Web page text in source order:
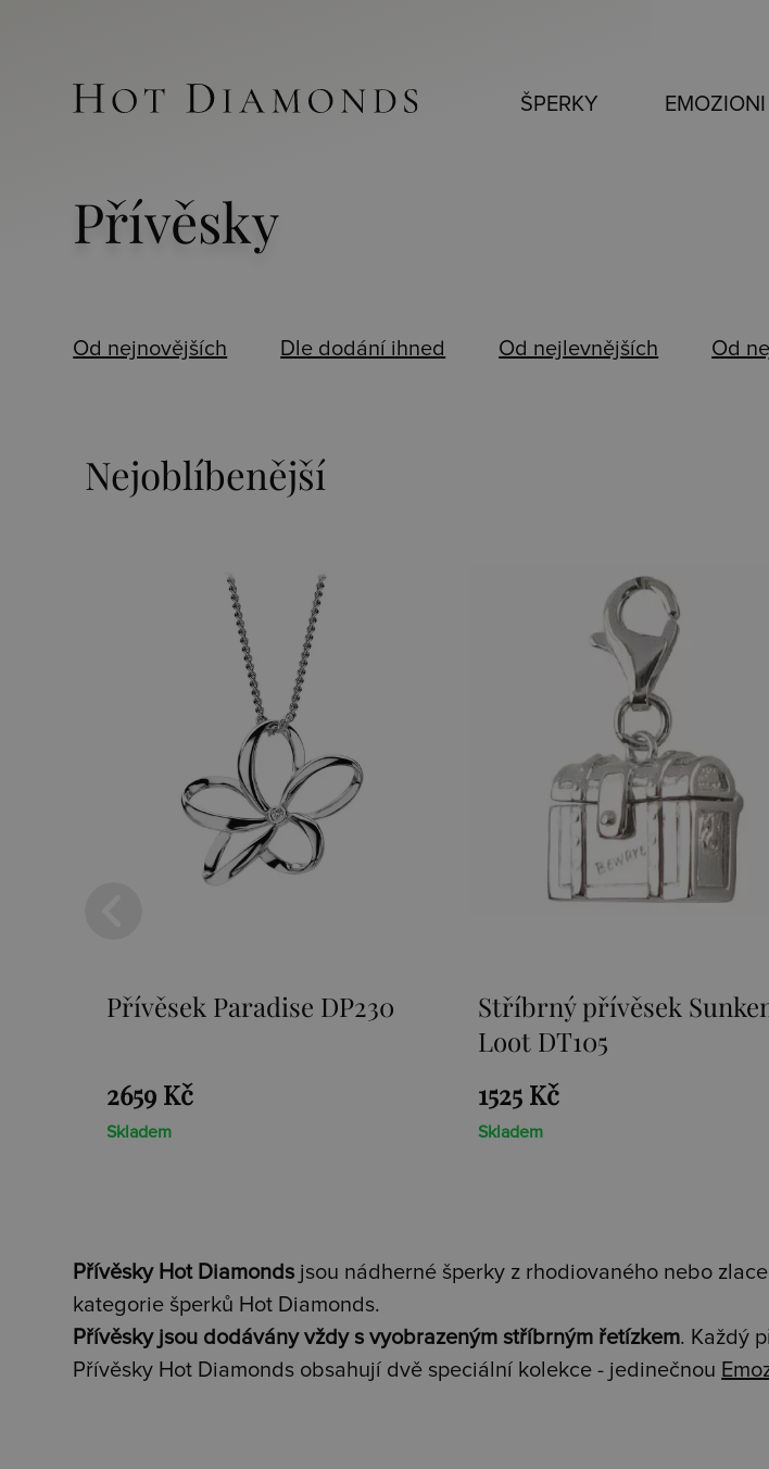
ŠPERKY EMOZIONI
Přívěsky
Od nejnovějších Dle dodání ihned Od nejlevnějších Od
Nejoblíbenější
Přívěsek Paradise DP230
2659 Kč
Skladem
Stříbrný přívěsek
Loot DT105
1525 Kč
Skladem
Přívěsky Hot Diamonds jsou nádherné šperky z rhodiovaného nebo
kategorie šperků Hot Diamonds.
Přívěsky jsou dodávány vždy s vyobrazeným stříbrným řetízkem. Každý
Přívěsky Hot Diamonds obsahují dvě speciální kolekce - jedinečnou